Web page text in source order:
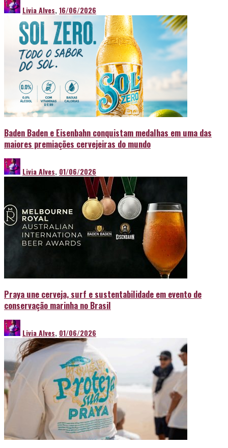
Livia Alves,16/06/2026
Baden Baden e Eisenbahn conquistam medalhas em uma das
maiores premiações cervejeiras do mundo
Livia Alves, 01/06/2026
Praya une cerveja, surf e sustentabilidade em evento de
conservação marinha no Brasil
Livia Alves, 01/06/2026